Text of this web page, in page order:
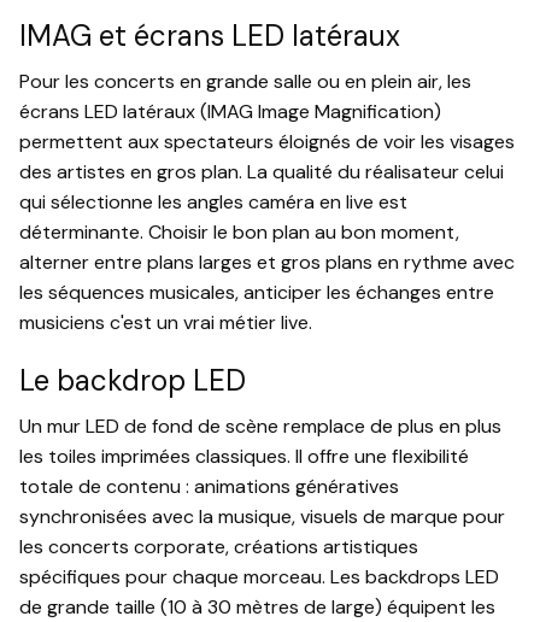
IMAG et écrans LED latéraux
Pour les concerts en grande salle ou en plein air, les
écrans LED latéraux (IMAG Image Magnification)
permettent aux spectateurs éloignés de voir les visages
des artistes en gros plan. La qualité du réalisateur celui
qui sélectionne les angles caméra en live est
déterminante. Choisir le bon plan au bon moment,
alterner entre plans larges et gros plans en rythme avec
les séquences musicales, anticiper les échanges entre
musiciens c'est un vrai métier live.
Le backdrop LED
Un mur LED de fond de scène remplace de plus en plus
les toiles imprimées classiques. Il offre une flexibilité
totale de contenu : animations génératives
synchronisées avec la musique, visuels de marque pour
les concerts corporate, créations artistiques
spécifiques pour chaque morceau. Les backdrops LED
de grande taille (10 à 30 mètres de large) équipent les